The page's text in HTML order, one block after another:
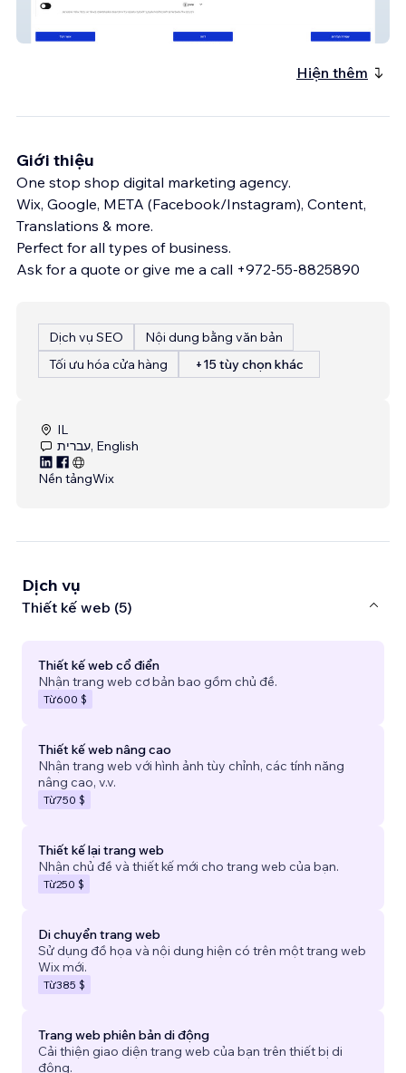
ELI ZILBERMAN
Hiện thêm
Giới thiệu
One stop shop digital marketing agency.
Wix, Google, META (Facebook/Instagram), Content,
Translations & more.
Perfect for all types of business.
Ask for a quote or give me a call +972-55-8825890
Dịch vụ SEO
Nội dung bằng văn bản
Tối ưu hóa cửa hàng
+15 tùy chọn khác
IL
עברית, English
Nền tảngWix
Dịch vụ
Thiết kế web (5)
Thiết kế web cổ điển
Nhận trang web cơ bản bao gồm chủ đề.
Từ600 $
Thiết kế web nâng cao
Nhận trang web với hình ảnh tùy chỉnh, các tính năng
nâng cao, v.v.
Từ750 $
Thiết kế lại trang web
Nhận chủ đề và thiết kế mới cho trang web của bạn.
Từ250 $
Di chuyển trang web
Sử dụng đồ họa và nội dung hiện có trên một trang web
Wix mới.
Từ385 $
Trang web phiên bản di động
Cải thiện giao diện trang web của bạn trên thiết bị di
động.